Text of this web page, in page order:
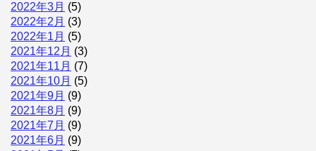
2022年3月 (5)
2022年2月 (3)
2022年1月 (5)
2021年12月 (3)
2021年11月 (7)
2021年10月 (5)
2021年9月 (9)
2021年8月 (9)
2021年7月 (9)
2021年6月 (9)